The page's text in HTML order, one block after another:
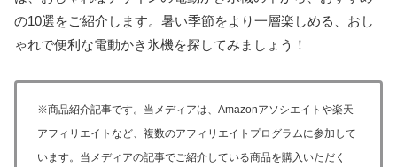
の10選をご紹介します。暑い季節をより一層楽しめる、おし
ゃれで便利な電動かき氷機を探してみましょう！
※商品紹介記事です。当メディアは、Amazonアソシエイトや楽天
アフィリエイトなど、複数のアフィリエイトプログラムに参加して
います。当メディアの記事でご紹介している商品を購入いただく